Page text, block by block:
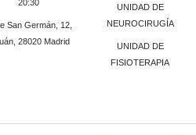
20:30
San Germán, 12,
28020 Madrid
UNIDAD DE
NEUROCIRUGÍA
UNIDAD DE
FISIOTERAPIA